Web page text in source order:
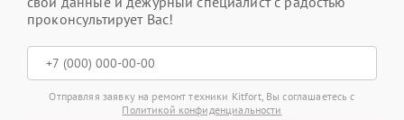
проконсультирует Вас!
Отправляя заявку на ремонт техники Kitfort, Вы соглашаетесь с
Политикой конфиденциальности